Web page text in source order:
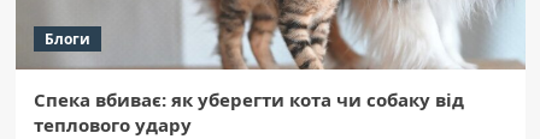
Блоги
Спека вбиває: як уберегти кота чи собаку від
теплового удару